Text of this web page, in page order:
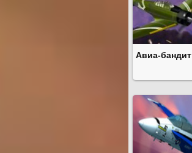
Авиа-бандит